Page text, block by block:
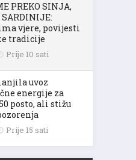
PREKO SINJA,
SARDINIJE:
vjere, povijesti
tradicije
Prije 10 sati
uvoz
energije za
posto, ali stižu
Prije 15 sati